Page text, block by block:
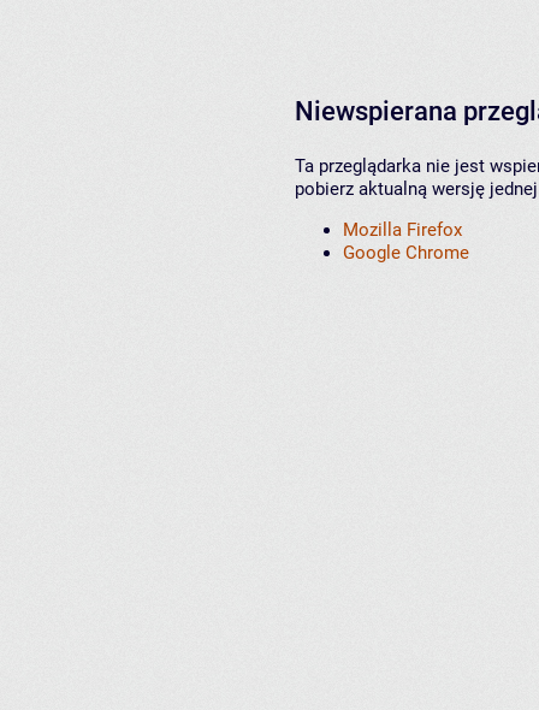
Niewspierana
Ta przeglądarka nie jest
pobierz aktualną wersję
Mozilla Firefox
Google Chrome